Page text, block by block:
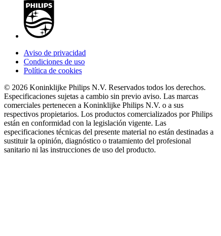
Aviso de privacidad
Condiciones de uso
Política de cookies
© 2026 Koninklijke Philips N.V. Reservados todos los derechos.
Especificaciones sujetas a cambio sin previo aviso. Las marcas
comerciales pertenecen a Koninklijke Philips N.V. o a sus
respectivos propietarios. Los productos comercializados por Philips
están en conformidad con la legislación vigente. Las
especificaciones técnicas del presente material no están destinadas a
sustituir la opinión, diagnóstico o tratamiento del profesional
sanitario ni las instrucciones de uso del producto.